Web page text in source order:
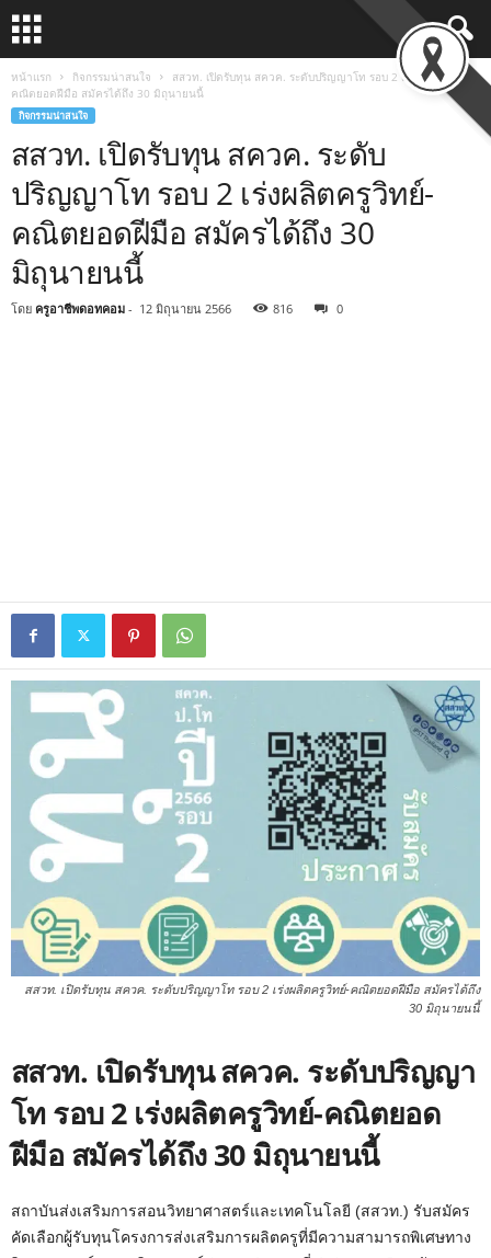
หน้าแรก กิจกรรมน่าสนใจ
สสวท. เปิดรับทุน สควค. ระดับปริญญาโท รอบ 2 เร่งผลิตครูวิทย์-
คณิตยอดฝีมือ สมัครได้ถึง 30 มิถุนายนนี้
กิจกรรมน่าสนใจ
สสวท. เปิดรับทุน สควค. ระดับ
ปริญญาโท รอบ 2 เร่งผลิตครูวิทย์-
คณิตยอดฝีมือ สมัครได้ถึง 30
มิถุนายนนี้
โดย ครูอาชีพดอทคอม - 12 มิถุนายน 2566 816 0
สสวท. เปิดรับทุน สควค. ระดับปริญญาโท รอบ 2 เร่งผลิตครูวิทย์-คณิตยอดฝีมือ สมัครได้ถึง
30 มิถุนายนนี้
สสวท. เปิดรับทุน สควค. ระดับปริญญา
โท รอบ 2 เร่งผลิตครูวิทย์-คณิตยอด
ฝีมือ สมัครได้ถึง 30 มิถุนายนนี้
สถาบันส่งเสริมการสอนวิทยาศาสตร์และเทคโนโลยี (สสวท.) รับสมัคร
คัดเลือกผู้รับทุนโครงการส่งเสริมการผลิตครูที่มีความสามารถพิเศษทาง